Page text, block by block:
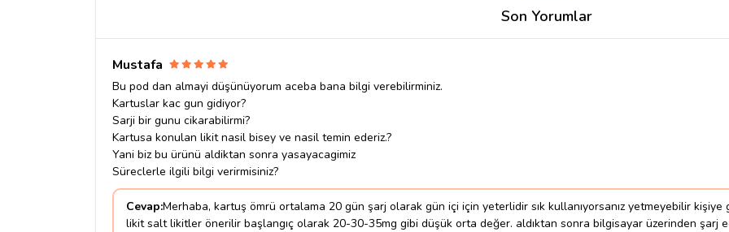
Son Yorumlar
Mustafa
Bu pod dan almayi düşünüyorum aceba bana bilgi verebilirminiz.
Kartuslar kac gun gidiyor?
Sarji bir gunu cikarabilirmi?
Kartusa konulan likit nasil bisey ve nasil temin ederiz.?
Yani biz bu ürünü aldiktan sonra yasayacagimiz
Süreclerle ilgili bilgi verirmisiniz?
Cevap:Merhaba, kartuş ömrü ortalama 20 gün şarj olarak gün içi için yeterlidir sık kullanıyorsanız yetmeyebilir
likit salt likitler önerilir başlangıç olarak 20-30-35mg gibi düşük orta değer. aldıktan sonra bilgisayar üzerinden şarj